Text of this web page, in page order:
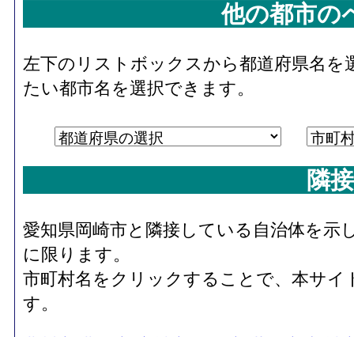
他の都市の
左下のリストボックスから都道府県名
たい都市名を選択できます。
隣
愛知県岡崎市と隣接している自治体を示
に限ります。
市町村名をクリックすることで、本サ
す。